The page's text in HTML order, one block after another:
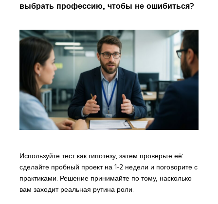
выбрать профессию, чтобы не ошибиться?
Используйте тест как гипотезу, затем проверьте её:
сделайте пробный проект на 1-2 недели и поговорите с
практиками. Решение принимайте по тому, насколько
вам заходит реальная рутина роли.